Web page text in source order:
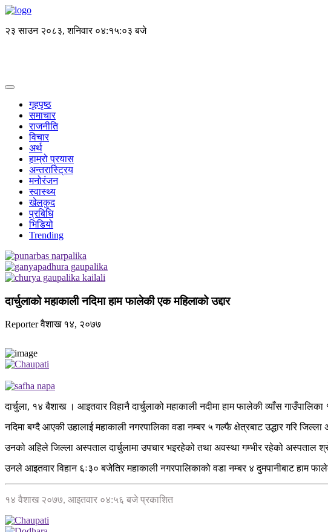
२३ साउन २०८३, शनिवार ०४:१५:०३ बजे
गृहपृष्ठ
समाचार
राजनीति
विचार
अर्थ
हाम्रो प्रयास
अन्तरास्ट्रिय
मनोरंजन
स्वास्थ्य
खेलकुद
प्रबिधि
भिडियो
Trending
दार्चुलाको महाकाली नदिमा हाम फालेकी एक महिलाको उद्दार
Reporterवैशाख १४, २०७७
दार्चुला, १४ बैशाख । आइतवार विहानै दार्चुलाको महाकाली नदीमा हाम फालेकी व्याँस
नदिमा बग्दै आएकी उहालाई महाकाली नगरपालिका वडा नम्बर ५ गल्फै क्षेत्रबाट उद्धार गरि
उनको अहिले जिल्ला अस्पताल दार्चुलामा उपचार भइरहेको तथा अवस्था गम्भीर रहेको अस्पताल
उनले आइतवार विहान ६ः३० बजेतिर महाकाली नगरपालिकाको वडा नम्बर ४ दुमपानीबाट हाम
१४ वैशाख २०७७, आइतवार ०४:५६ बजे प्रकाशित